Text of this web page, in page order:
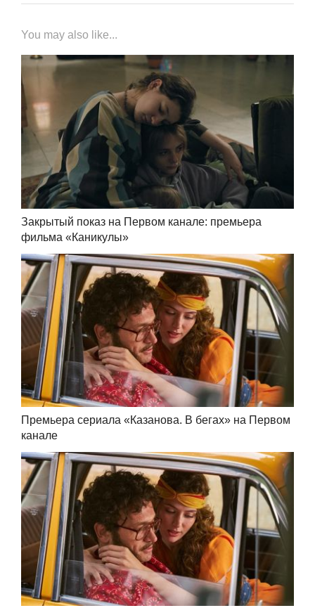
You may also like...
Закрытый показ на Первом канале: премьера
фильма «Каникулы»
Премьера сериала «Казанова. В бегах» на Первом
канале